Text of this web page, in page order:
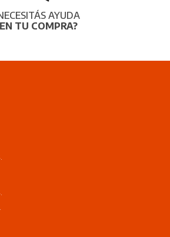
AYUDA
EN TU COMPRA?